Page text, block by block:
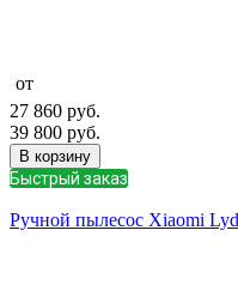
от
27 860 руб.
39 800 руб.
В корзину
Быстрый заказ
Ручной пылесос Xiaomi